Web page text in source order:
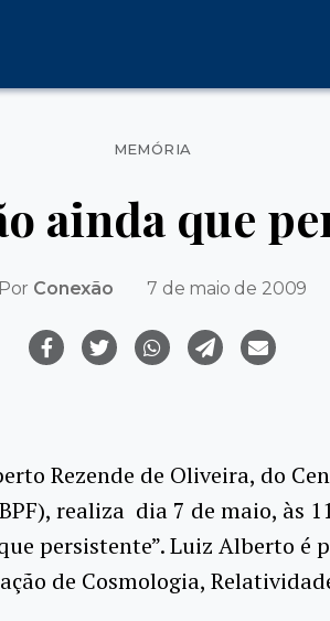
Categorias
MEMÓRIA
ainda que
Por Conexão 7 de maio de 2009
Rezende de Oliveira, do
realiza dia 7 de maio, às
persistente”. Luiz Alberto é
de Cosmologia,